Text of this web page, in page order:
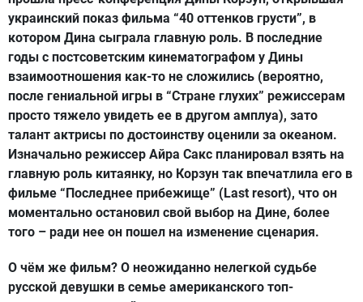
украинский показ фильма “40 оттенков грусти”, в
котором Дина сыграла главную роль. В последние
годы с постсоветским кинематографом у Дины
взаимоотношения как-то не сложились (вероятно,
после гениальной игры в “Стране глухих” режиссерам
просто тяжело увидеть ее в другом амплуа), зато
талант актрисы по достоинству оценили за океаном.
Изначально режиссер Айра Сакс планировал взять на
главную роль китаянку, но Корзун так впечатлила его в
фильме “Последнее прибежище” (Last resort), что он
моментально остановил свой выбор на Дине, более
того – ради нее он пошел на изменение сценария.
О чём же фильм? О неожиданно нелегкой судьбе
русской девушки в семье американского топ-